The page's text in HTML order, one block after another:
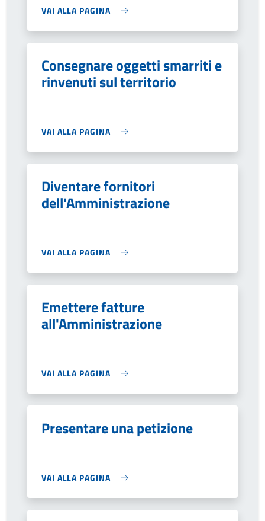
VAI ALLA PAGINA
Consegnare oggetti smarriti e
rinvenuti sul territorio
VAI ALLA PAGINA
Diventare fornitori
dell'Amministrazione
VAI ALLA PAGINA
Emettere fatture
all'Amministrazione
VAI ALLA PAGINA
Presentare una petizione
VAI ALLA PAGINA